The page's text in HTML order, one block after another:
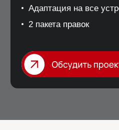
Опишите свой запрос
+7